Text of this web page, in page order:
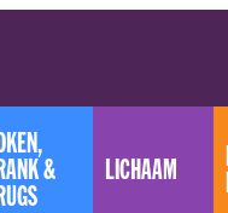
&
LICHAAM